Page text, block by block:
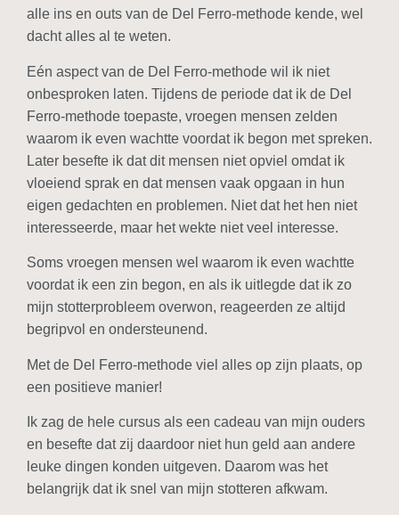
alle ins en outs van de Del Ferro-methode kende, wel
dacht alles al te weten.
Eén aspect van de Del Ferro-methode wil ik niet
onbesproken laten. Tijdens de periode dat ik de Del
Ferro-methode toepaste, vroegen mensen zelden
waarom ik even wachtte voordat ik begon met spreken.
Later besefte ik dat dit mensen niet opviel omdat ik
vloeiend sprak en dat mensen vaak opgaan in hun
eigen gedachten en problemen. Niet dat het hen niet
interesseerde, maar het wekte niet veel interesse.
Soms vroegen mensen wel waarom ik even wachtte
voordat ik een zin begon, en als ik uitlegde dat ik zo
mijn stotterprobleem overwon, reageerden ze altijd
begripvol en ondersteunend.
Met de Del Ferro-methode viel alles op zijn plaats, op
een positieve manier!
Ik zag de hele cursus als een cadeau van mijn ouders
en besefte dat zij daardoor niet hun geld aan andere
leuke dingen konden uitgeven. Daarom was het
belangrijk dat ik snel van mijn stotteren afkwam.